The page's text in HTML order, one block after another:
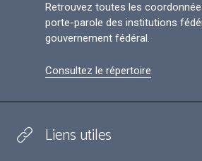
Retrouvez toutes les
porte-parole des institutions
gouvernement fédéral.
Consultez le répertoire
Liens utiles